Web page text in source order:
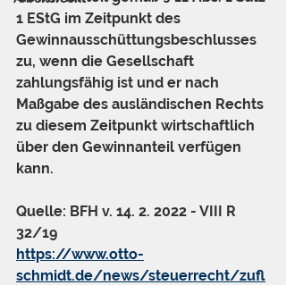
1 EStG im Zeitpunkt des
Gewinnausschüttungsbeschlusses
zu, wenn die Gesellschaft
zahlungsfähig ist und er nach
Maßgabe des ausländischen Rechts
zu diesem Zeitpunkt wirtschaftlich
über den Gewinnanteil verfügen
kann.
Quelle: BFH v. 14. 2. 2022 - VIII R
32/19
https://www.otto-
schmidt.de/news/steuerrecht/zufl